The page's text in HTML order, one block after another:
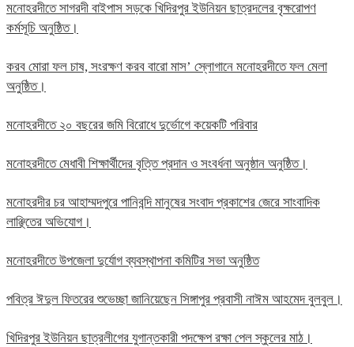
মনোহরদীতে সাগরদী বাইপাস সড়কে খিদিরপুর ইউনিয়ন ছাত্রদলের বৃক্ষরোপণ
কর্মসূচি অনুষ্ঠিত।
করব মোরা ফল চাষ, সংরক্ষণ করব বারো মাস’ স্লোগানে মনোহরদীতে ফল মেলা
অনুষ্ঠিত।
মনোহরদীতে ২০ বছরের জমি বিরোধে দুর্ভোগে কয়েকটি পরিবার
মনোহরদীতে মেধাবী শিক্ষার্থীদের বৃত্তি প্রদান ও সংবর্ধনা অনুষ্ঠান অনুষ্ঠিত।
মনোহরদীর চর আহাম্মদপুরে পানিবন্দি মানুষের সংবাদ প্রকাশের জেরে সাংবাদিক
লাঞ্ছিতের অভিযোগ।
মনোহরদীতে উপজেলা দুর্যোগ ব্যবস্থাপনা কমিটির সভা অনুষ্ঠিত
পবিত্র ঈদুল ফিতরের শুভেচ্ছা জানিয়েছেন সিঙ্গাপুর প্রবাসী নাঈম আহমেদ বুলবুল।
খিদিরপুর ইউনিয়ন ছাত্রলীগের যুগান্তকারী পদক্ষেপ রক্ষা পেল স্কুলের মাঠ।